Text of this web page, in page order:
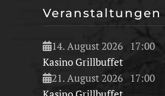
Veranstaltungen
14. August 2026
17:00
Kasino Grillbuffet
21. August 2026
17:00